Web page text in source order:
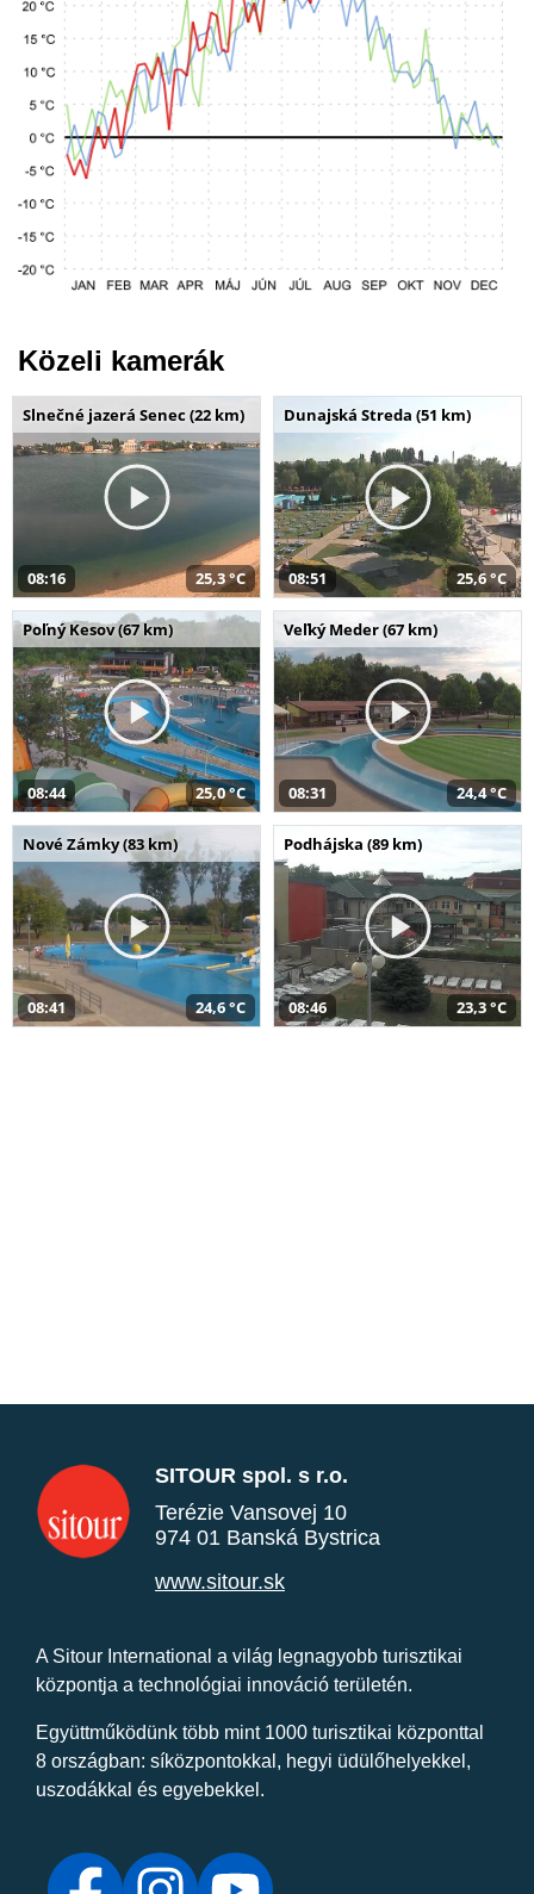
Közeli kamerák
Slnečné jazerá Senec (22 km)
08:16 25,3 °C
Dunajská Streda (51 km)
08:51 25,6 °C
Poľný Kesov (67 km)
08:44 25,0 °C
Veľký Meder (67 km)
08:31 24,4 °C
Nové Zámky (83 km)
08:41 24,6 °C
Podhájska (89 km)
08:46 23,3 °C
SITOUR spol. s r.o.
Terézie Vansovej 10
974 01 Banská Bystrica
www.sitour.sk
A Sitour International a világ legnagyobb turisztikai
központja a technológiai innováció területén.
Együttműködünk több mint 1000 turisztikai központtal
8 országban: síközpontokkal, hegyi üdülőhelyekkel,
uszodákkal és egyebekkel.